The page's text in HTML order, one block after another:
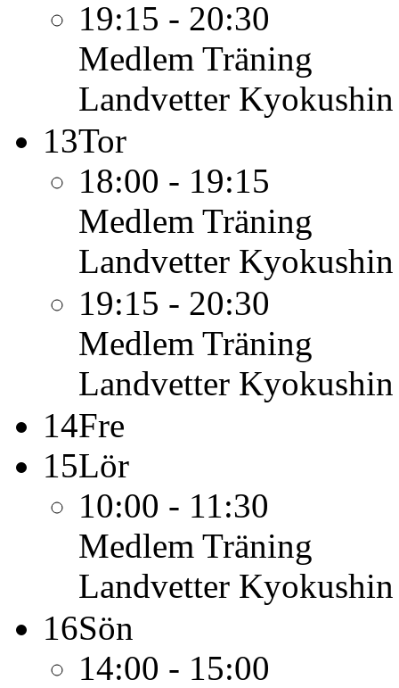
19:15 - 20:30
Medlem Träning
Landvetter
13Tor
18:00 - 19:15
Medlem Träning
Landvetter
19:15 - 20:30
Medlem Träning
Landvetter
14Fre
15Lör
10:00 - 11:30
Medlem Träning
Landvetter
16Sön
14:00 - 15:00